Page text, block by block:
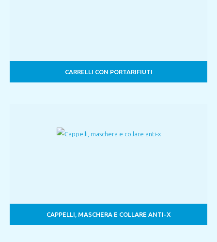
CARRELLI CON PORTARIFIUTI
CAPPELLI, MASCHERA E COLLARE ANTI-X